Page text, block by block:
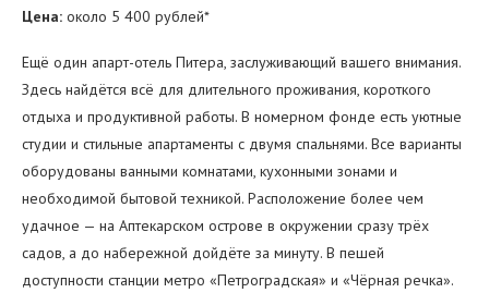
Цена: около 5 400 рублей*
Ещё один апарт-отель Питера, заслуживающий вашего внимания.
Здесь найдётся всё для длительного проживания, короткого
отдыха и продуктивной работы. В номерном фонде есть уютные
студии и стильные апартаменты с двумя спальнями. Все варианты
оборудованы ванными комнатами, кухонными зонами и
необходимой бытовой техникой. Расположение более чем
удачное — на Аптекарском острове в окружении сразу трёх
садов, а до набережной дойдёте за минуту. В пешей
доступности станции метро «Петроградская» и «Чёрная речка».